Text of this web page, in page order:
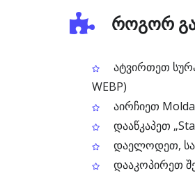
როგორ
ატვირთეთ
WEBP)
აირჩიეთ
დააწკაპეთ
დაელოდეთ,
დააკოპირეთ